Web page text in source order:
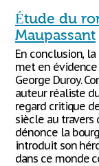
Étude du
Maupassant
En conclusion,
met en évidence
George Duroy.
auteur réaliste
regard critique
siècle au travers
dénonce la
introduit son
dans ce monde